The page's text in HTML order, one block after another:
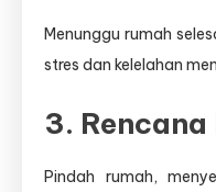
Menunggu rumah
stres dan kelelahan
3.
Pindah rumah,